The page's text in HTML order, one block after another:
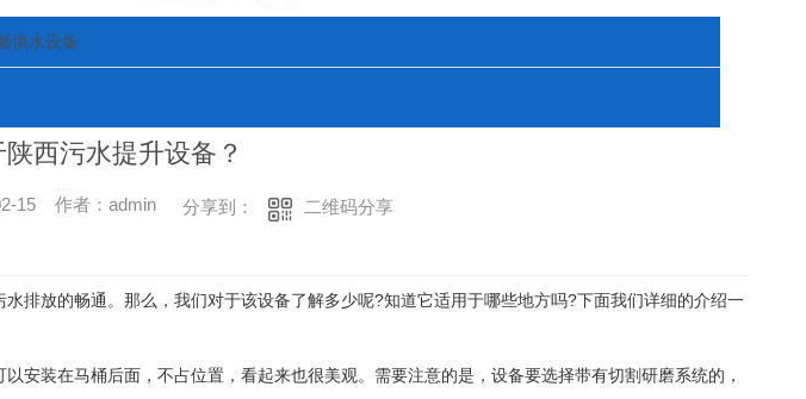
供水设备
西污水提升设备？
15 作者：admin 分享到： 二维码分享
排放的畅通。那么，我们对于该设备了解多少呢?知道它适用于哪些地方吗?下面我们详细的介绍一
安装在马桶后面，不占位置，看起来也很美观。需要注意的是，设备要选择带有切割研磨系统的，